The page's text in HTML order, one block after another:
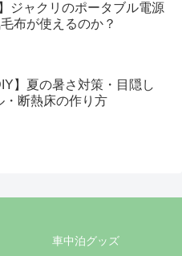
ジャクリのポータブル電源
布が使えるのか？
】夏の暑さ対策・目隠し
・断熱床の作り方
車中泊グッズ